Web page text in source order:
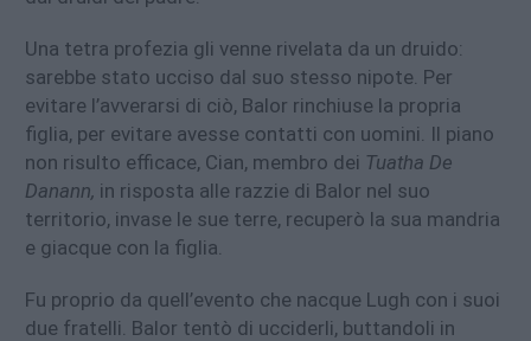
Una tetra profezia gli venne rivelata da un druido:
sarebbe stato ucciso dal suo stesso nipote. Per
evitare l’avverarsi di ciò, Balor rinchiuse la propria
figlia, per evitare avesse contatti con uomini. Il piano
non risulto efficace, Cian, membro dei Tuatha De
Danann, in risposta alle razzie di Balor nel suo
territorio, invase le sue terre, recuperò la sua mandria
e giacque con la figlia.
Fu proprio da quell’evento che nacque Lugh con i suoi
due fratelli. Balor tentò di ucciderli, buttandoli in